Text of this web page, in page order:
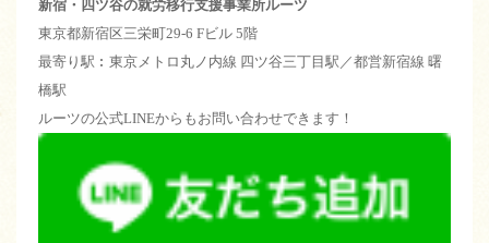
新宿・四ツ谷の就労移行支援事業所ルーツ
東京都新宿区三栄町29-6 Fビル 5階
最寄り駅︰東京メトロ丸ノ内線 四ツ谷三丁目駅／都営新宿線 曙
橋駅
ルーツの公式LINEからもお問い合わせできます！